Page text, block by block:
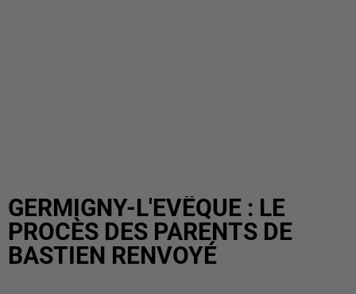
GERMIGNY-L'EVÊQUE : LE
PROCÈS DES PARENTS DE
BASTIEN RENVOYÉ